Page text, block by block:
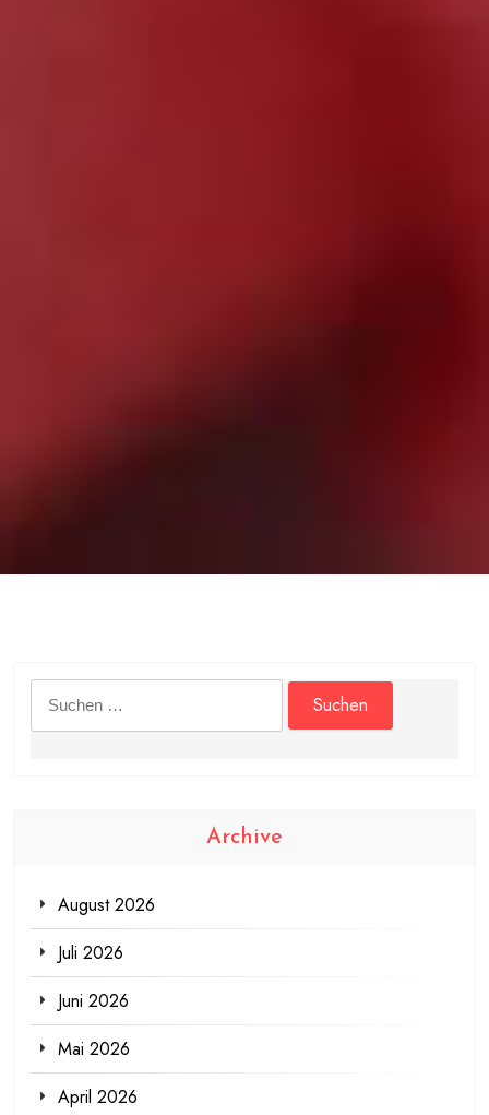
Archive
August 2026
Juli 2026
Juni 2026
Mai 2026
April 2026